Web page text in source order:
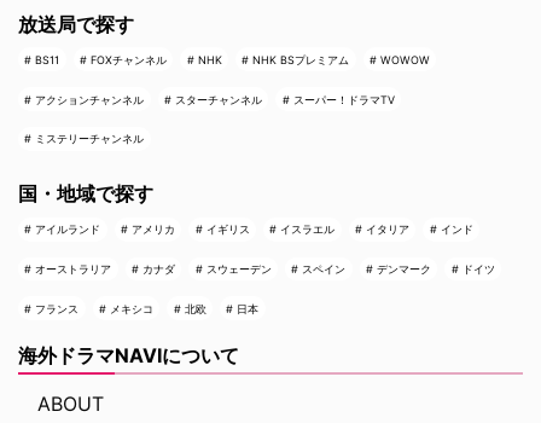
放送局で探す
BS11 FOXチャンネル NHK NHK BSプレミアム WOWOW
アクションチャンネル スターチャンネル スーパー！ドラマTV
ミステリーチャンネル
国・地域で探す
アイルランド アメリカ イギリス イスラエル イタリア インド
オーストラリア カナダ スウェーデン スペイン デンマーク ドイツ
フランス メキシコ 北欧 日本
海外ドラマNAVIについて
ABOUT